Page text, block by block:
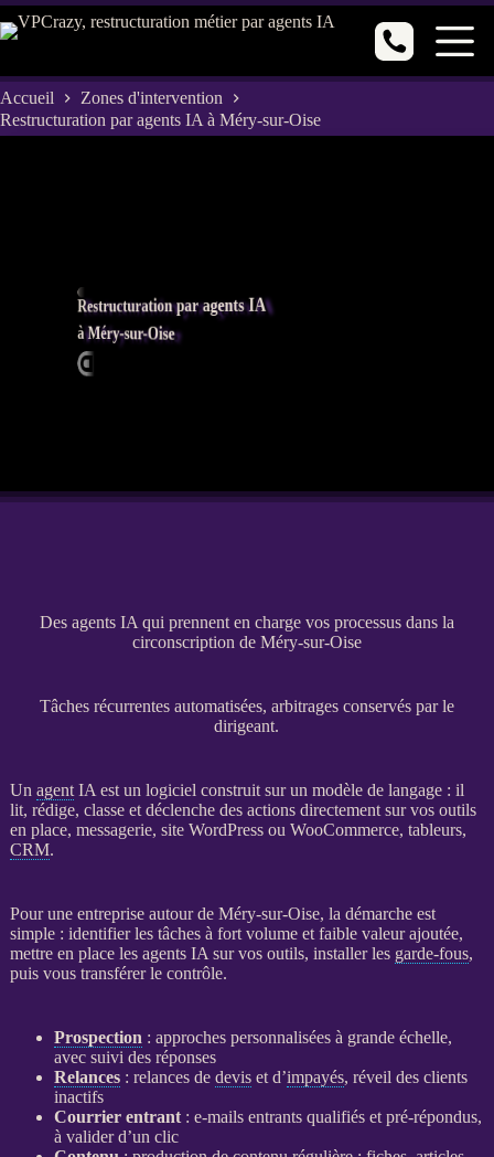
Passer
au
Accueil
Zones d'intervention
Restructuration par agents IA à Méry-sur-Oise
Restructuration par agents IA
à Méry-sur-Oise
Des agents IA qui prennent en charge vos processus dans la
circonscription de Méry-sur-Oise
Tâches récurrentes automatisées, arbitrages conservés par le
dirigeant.
Un agent IA est un logiciel construit sur un modèle de langage : il
lit, rédige, classe et déclenche des actions directement sur vos outils
en place, messagerie, site WordPressou WooCommerce, tableurs,
CRM.
Pour une entreprise autour de Méry-sur-Oise, la démarche est
simple : identifier les tâches à fort volume et faible valeur ajoutée,
mettre en place les agents IA sur vos outils, installer les garde-fous,
puis vous transférer le contrôle.
Prospection : approches personnalisées à grande échelle,
avec suivi des réponses
Relances: relancesde deviset d’impayés, réveil des clients
inactifs
Courrier entrant: e-mails entrants qualifiés et pré-répondus,
à valider d’un clic